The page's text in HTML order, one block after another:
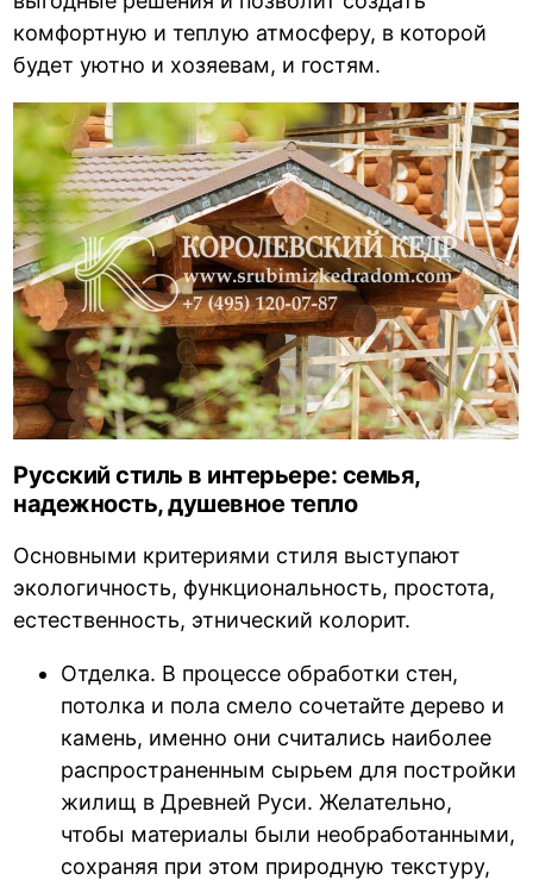
комфортную и теплую атмосферу, в которой
будет уютно и хозяевам, и гостям.
Русский стиль в интерьере: семья,
надежность, душевное тепло
Основными критериями стиля выступают
экологичность, функциональность, простота,
естественность, этнический колорит.
Отделка. В процессе обработки стен,
потолка и пола смело сочетайте дерево и
камень, именно они считались наиболее
распространенным сырьем для постройки
жилищ в Древней Руси. Желательно,
чтобы материалы были необработанными,
сохраняя при этом природную текстуру,